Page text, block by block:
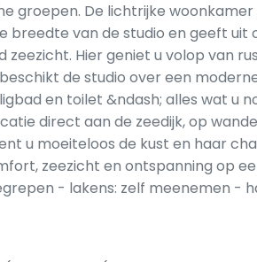
groepen. De lichtrijke
breedte van de studio en geeft
zeezicht. Hier geniet u volop van
de studio over een
en toilet &ndash; alles wat u
direct aan de zeedijk, op
u moeiteloos de kust en haar
zeezicht en ontspanning op
- lakens: zelf meenemen -